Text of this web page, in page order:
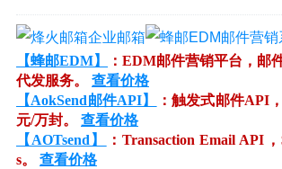
【蜂邮EDM】
：EDM邮件营销平台，邮
代发服务。 查看价格
【AokSend邮件API】
：触发式邮件API
元/万封。 查看价格
【AOTsend】
：Transaction Email API
s。 查看价格